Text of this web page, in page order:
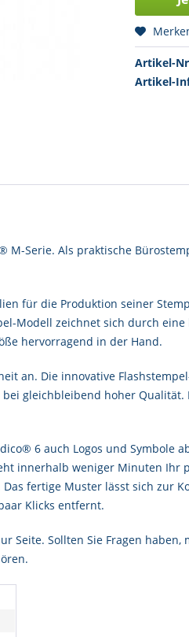
Artikel-
Artikel-
Serie. Als praktische
für die Produktion seiner
Modell zeichnet sich durch
hervorragend in der Hand.
an. Die innovative
gleichbleibend hoher
6 auch Logos und Symbole
innerhalb weniger Minuten Ihr
fertige Muster lässt sich zur
Klicks entfernt.
Sollten Sie Fragen